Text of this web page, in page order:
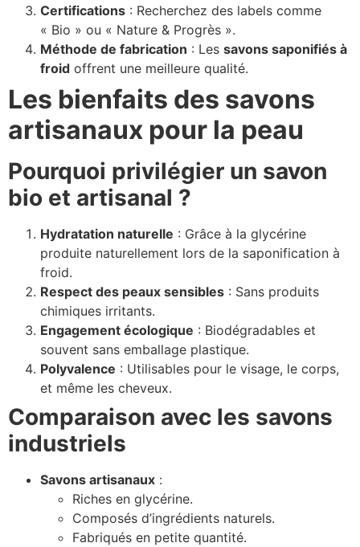
Certifications : Recherchez des labels comme
« Bio » ou « Nature & Progrès ».
Méthode de fabrication : Les savons saponifiés à
froid offrent une meilleure qualité.
Les bienfaits des savons
artisanaux pour la peau
Pourquoi privilégier un savon
bio et artisanal ?
Hydratation naturelle : Grâce à la glycérine
produite naturellement lors de la saponification à
froid.
Respect des peaux sensibles : Sans produits
chimiques irritants.
Engagement écologique : Biodégradables et
souvent sans emballage plastique.
Polyvalence : Utilisables pour le visage, le corps,
et même les cheveux.
Comparaison avec les savons
industriels
Savons artisanaux :
Riches en glycérine.
Composés d’ingrédients naturels.
Fabriqués en petite quantité.